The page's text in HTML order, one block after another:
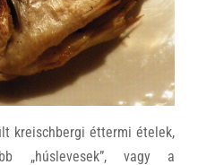
kreischbergi éttermi ételek,
„húslevesek”, vagy a